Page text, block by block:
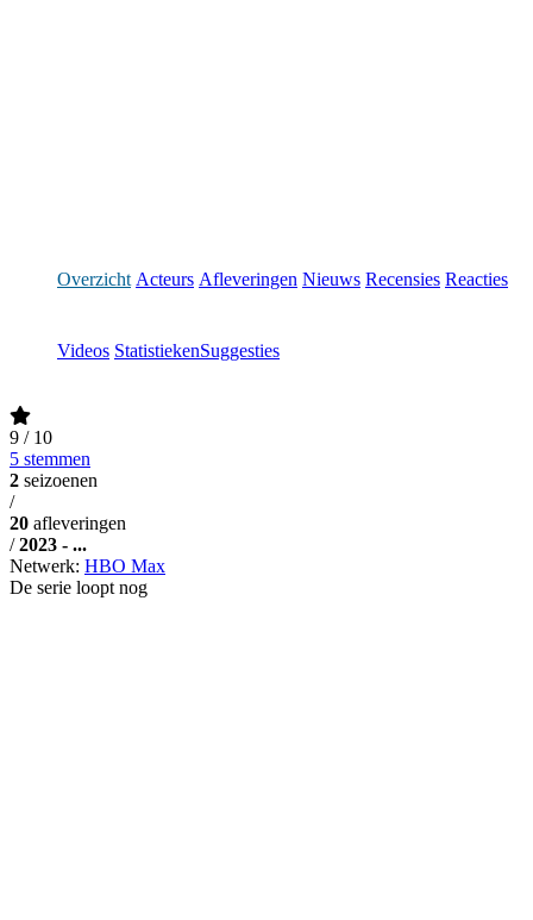
Overzicht Acteurs Afleveringen Nieuws Recensies Reacties
Videos StatistiekenSuggesties
9 / 10
5 stemmen
2 seizoenen
/
20 afleveringen
/ 2023 - ...
Netwerk: HBO Max
De serie loopt nog